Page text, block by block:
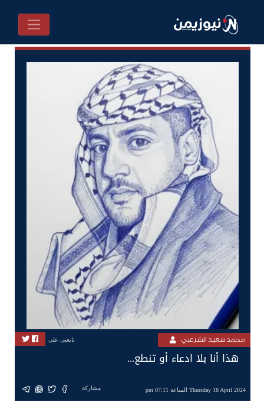
محمد سعيد الشرعبي تابعنى على
هذا أنا بلا ادعاء أو تنطع...
Thursday 18 April 2024 الساعة 07:11 pm مشاركة